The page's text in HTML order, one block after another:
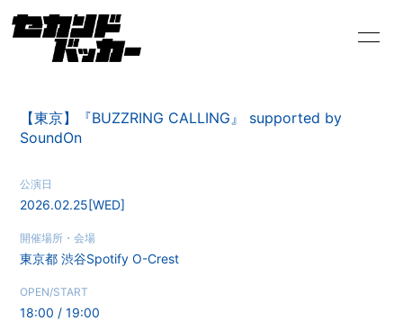
PROFILE
VIDEO
【東京】『BUZZRING CALLING』 supported by
SoundOn
公演日
2026.02.25[WED]
開催場所・会場
東京都渋谷Spotify O-Crest
OPEN/START
18:00 / 19:00